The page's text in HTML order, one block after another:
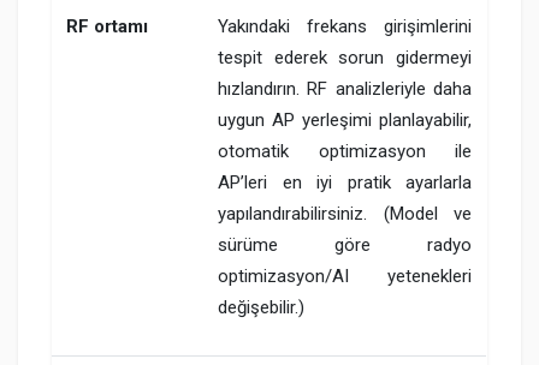
RF ortamı
Yakındaki frekans girişimlerini
tespit ederek sorun gidermeyi
hızlandırın. RF analizleriyle daha
uygun AP yerleşimi planlayabilir,
otomatik optimizasyon ile
AP’leri en iyi pratik ayarlarla
yapılandırabilirsiniz. (Model ve
sürüme göre radyo
optimizasyon/AI yetenekleri
değişebilir.)